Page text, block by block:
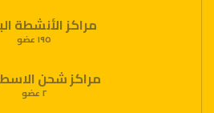
مراكز الأنشطة
١٩٥ عضو
مراكز شحن
٢ عضو